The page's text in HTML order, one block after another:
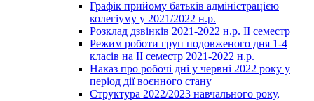
Графік прийому батьків адміністрацією
колегіуму у 2021/2022 н.р.
Розклад дзвінків 2021-2022 н.р. ІІ семестр
Режим роботи груп подовженого дня 1-4
класів на ІІ семестр 2021-2022 н.р.
Наказ про робочі дні у червні 2022 року у
період дії воєнного стану
Структура 2022/2023 навчального року,